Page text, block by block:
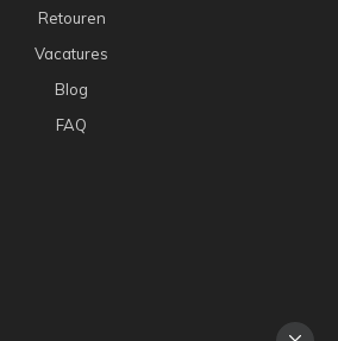
Retouren
Vacatures
Blog
FAQ